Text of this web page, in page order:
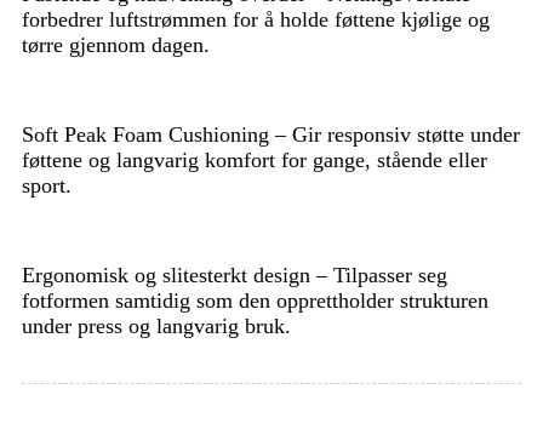
forbedrer luftstrømmen for å holde føttene kjølige og
tørre gjennom dagen.
Soft Peak Foam Cushioning – Gir responsiv støtte under
føttene og langvarig komfort for gange, stående eller
sport.
Ergonomisk og slitesterkt design – Tilpasser seg
fotformen samtidig som den opprettholder strukturen
under press og langvarig bruk.